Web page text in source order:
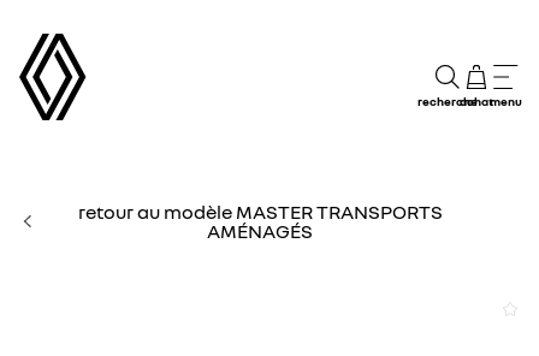
rechercheachatmenu
retour au modèle MASTER TRANSPORTS
AMÉNAGÉS